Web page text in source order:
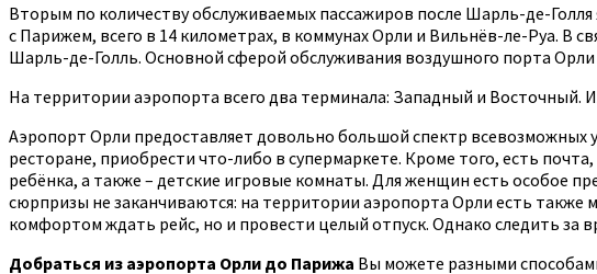
Вторым по количеству обслуживаемых пассажиров после Шарль-де-Голля
с Парижем, всего в 14 километрах, в коммунах Орли и Вильнёв-ле-Руа. В
Шарль-де-Голль. Основной сферой обслуживания воздушного порта Орли
На территории аэропорта всего два терминала: Западный и Восточный.
Аэропорт Орли предоставляет довольно большой спектр всевозможных
ресторане, приобрести что-либо в супермаркете. Кроме того, есть
ребёнка, а также – детские игровые комнаты. Для женщин есть особое
сюрпризы не заканчиваются: на территории аэропорта Орли есть
комфортом ждать рейс, но и провести целый отпуск. Однако следить за
Добраться из аэропорта Орли до Парижа Вы можете разными